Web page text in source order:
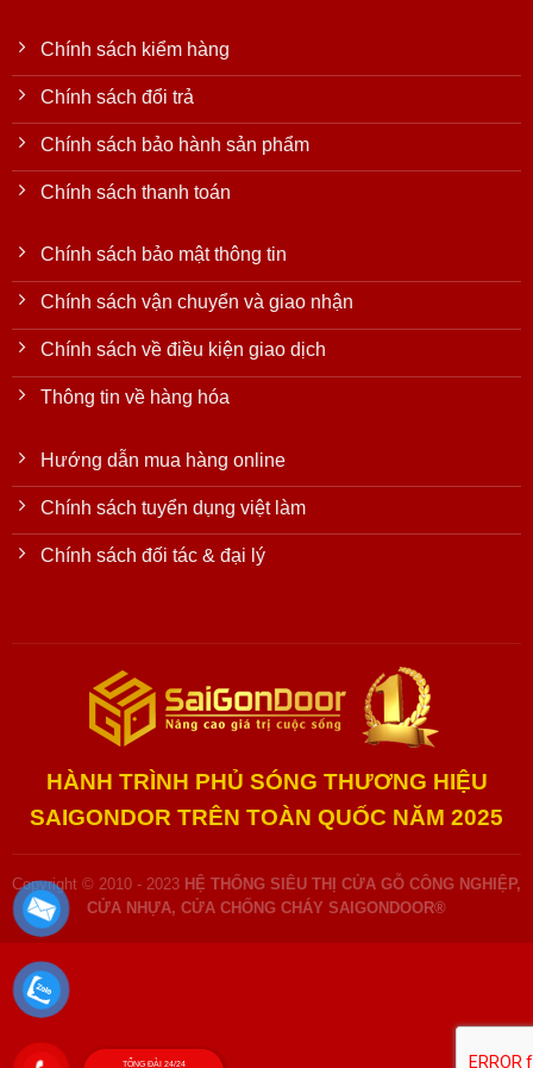
Chính sách kiểm hàng
Chính sách đổi trả
Chính sách bảo hành sản phẩm
Chính sách thanh toán
Chính sách bảo mật thông tin
Chính sách vận chuyển và giao nhận
Chính sách về điều kiện giao dịch
Thông tin về hàng hóa
Hướng dẫn mua hàng online
Chính sách tuyển dụng việt làm
Chính sách đối tác & đại lý
HÀNH TRÌNH PHỦ SÓNG THƯƠNG HIỆU
SAIGONDOR TRÊN TOÀN QUỐC NĂM 2025
Copyright © 2010 - 2023 HỆ THỐNG SIÊU THỊ CỬA GỖ CÔNG NGHIỆP,
CỬA NHỰA, CỬA CHỐNG CHÁY SAIGONDOOR®
TỔNG ĐÀI 24/24